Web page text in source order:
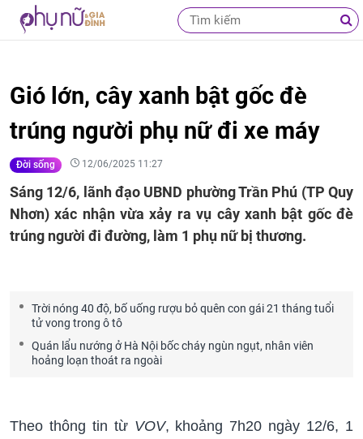
Gió lớn, cây xanh bật gốc đè
trúng người phụ nữ đi xe máy
Đời sống 12/06/2025 11:27
Sáng 12/6, lãnh đạo UBND phường Trần Phú (TP Quy
Nhơn) xác nhận vừa xảy ra vụ cây xanh bật gốc đè
trúng người đi đường, làm 1 phụ nữ bị thương.
Trời nóng 40 độ, bố uống rượu bỏ quên con gái 21 tháng tuổi
tử vong trong ô tô
Quán lẩu nướng ở Hà Nội bốc cháy ngùn ngụt, nhân viên
hoảng loạn thoát ra ngoài
Theo thông tin từVOV, khoảng 7h20 ngày 12/6, 1